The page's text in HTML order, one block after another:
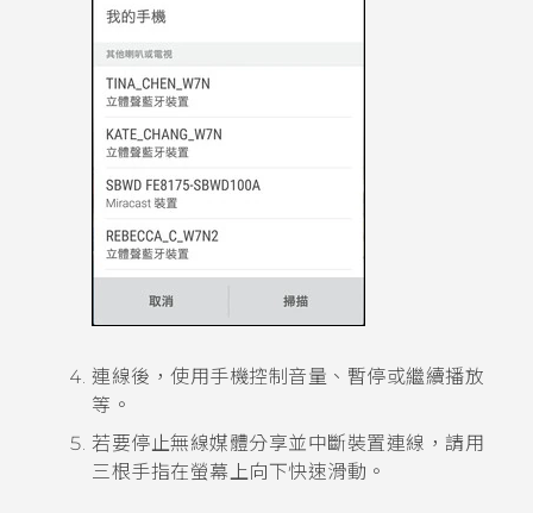
連線後，使用手機控制音量、暫停或繼續播放
等。
若要停止無線媒體分享並中斷裝置連線，請用
三根手指在螢幕上向下快速滑動。